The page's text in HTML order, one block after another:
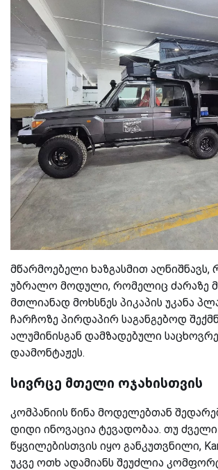
მწარმოებელი ხაზგასმით აღნიშნავს,
უბრალო მოდული, რომელიც ძარაზე
მთლიანად მოხსნეს პიკაპის უკანა
ჩარჩოზე პირდაპირ საგანგებოდ
ალუმინისგან დამზადებული
დაამონტაჟეს.
სივრცე მთელი ოჯახისთვის
კომპანიის წინა მოდელებთან
დიდი ინოვაცია ტევადობაა. თუ ძველი
წყვილებისთვის იყო განკუთვნილი,
უკვე ოთხ ადამიანს შეუძლია